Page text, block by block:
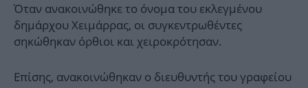
Όταν ανακοινώθηκε το όνομα του εκλεγμένου
δημάρχου Χειμάρρας, οι συγκεντρωθέντες
σηκώθηκαν όρθιοι και χειροκρότησαν.
Επίσης, ανακοινώθηκαν ο διευθυντής του γραφείου